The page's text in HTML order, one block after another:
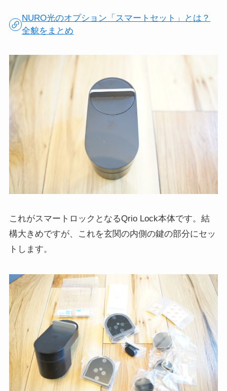
NURO光のオプション「スマートセット」とは？
全貌をまとめ
これがスマートロックとなるQrio Lock本体です。結
構大きめですが、これを玄関の内側の鍵の部分にセッ
トします。